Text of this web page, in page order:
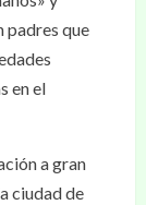
padres que
en el
a gran
ciudad de